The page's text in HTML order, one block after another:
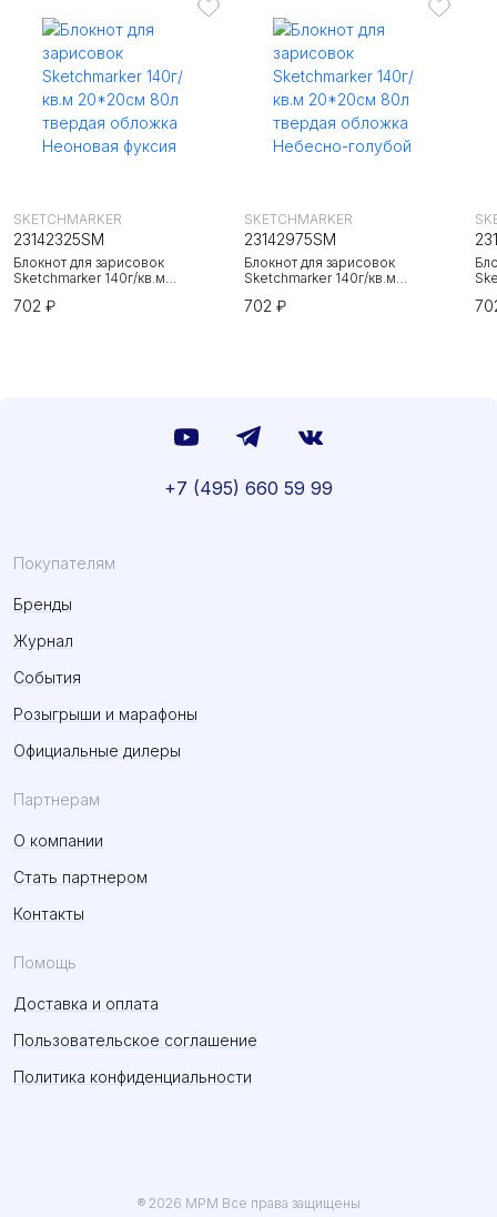
702 ₽
Блокнот для зарисовок
Sketchmarker 140г/кв.м
Неоновая фуксия
SKETCHMARKER
23142325SM
702 ₽
Блокнот для зарисовок
Sketchmarker 140г/кв.м
Небесно-голубой
SKETCHMARKER
23142975SM
Покупателям
Бренды
Журнал
События
Розыгрыши и марафоны
Официальные дилеры
Партнерам
О компании
Стать партнером
Контакты
Помощь
Доставка и оплата
Пользовательское соглашение
Политика конфиденциальности
+7 (495) 660 59 99
® 2026 MPM Все права защищены